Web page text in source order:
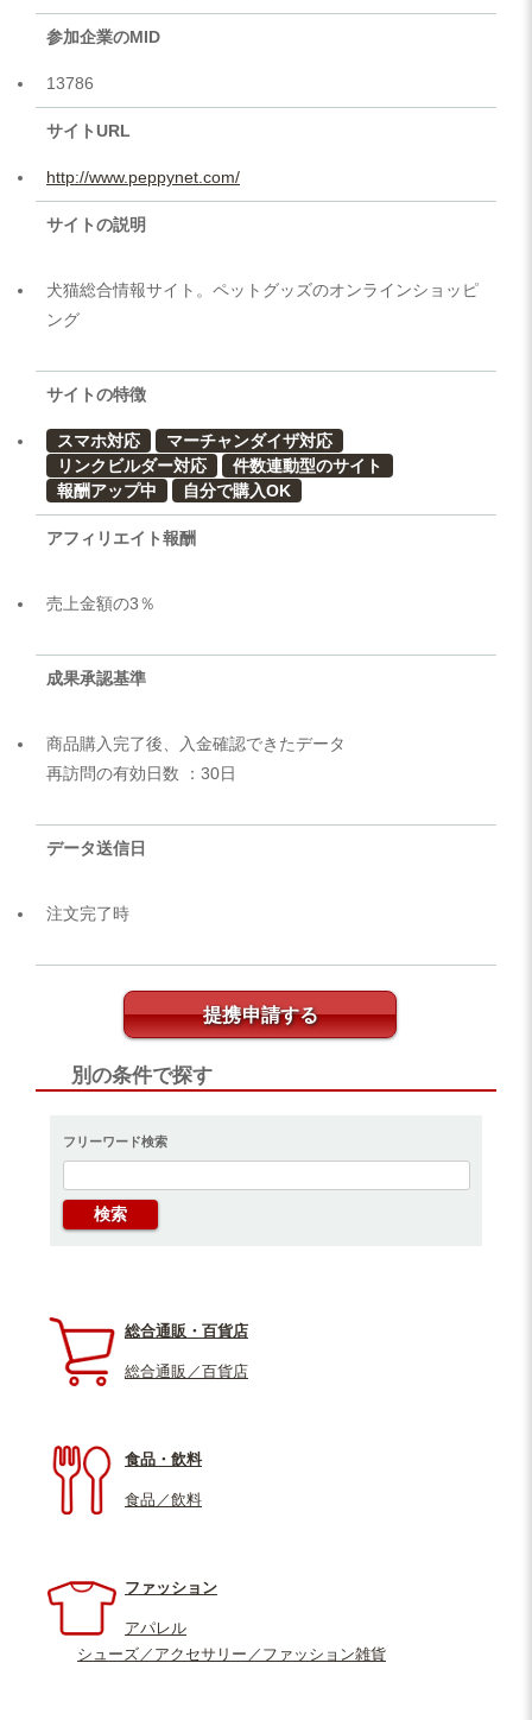
参加企業のMID
13786
サイトURL
http://www.peppynet.com/
サイトの説明
犬猫総合情報サイト。ペットグッズのオンラインショッピ
ング
サイトの特徴
スマホ対応
マーチャンダイザ対応
リンクビルダー対応
件数連動型のサイト
報酬アップ中
自分で購入OK
アフィリエイト報酬
売上金額の3％
成果承認基準
商品購入完了後、入金確認できたデータ
再訪問の有効日数 ：30日
データ送信日
注文完了時
提携申請する
別の条件で探す
フリーワード検索
総合通販・百貨店
総合通販／百貨店
食品・飲料
食品／飲料
ファッション
アパレル
シューズ／アクセサリー／ファッション雑貨